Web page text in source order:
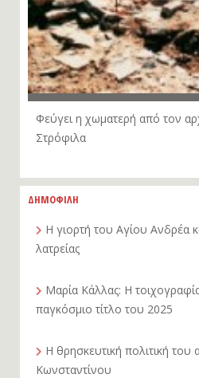
Φεύγει η χωματερή από τον
Στρόφιλα
ΔΗΜΟΦΙΛΗ
Η γιορτή του Αγίου Ανδρέα και έθιμα της λαϊκής του
λατρείας
Μαρία Κάλλας: Η τοιχογραφία που διεκδικεί τον
παγκόσμιο τίτλο του 2025
Η θρησκευτική πολιτική του αυτοκράτορα
Κωνσταντίνου